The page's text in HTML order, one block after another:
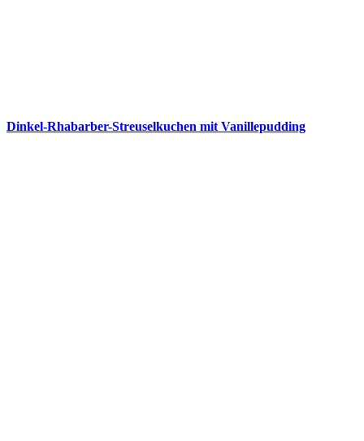
Dinkel-Rhabarber-Streuselkuchen mit Vanillepudding